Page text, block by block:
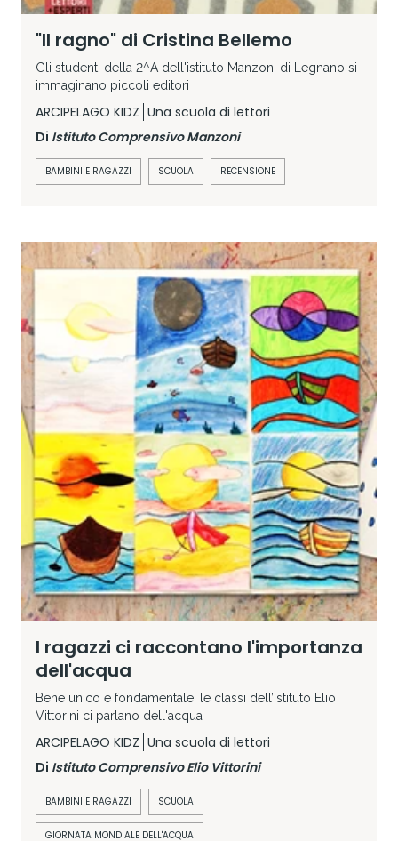
"Il ragno" di Cristina Bellemo
Gli studenti della 2^A dell'istituto Manzoni di Legnano si
immaginano piccoli editori
ARCIPELAGO KIDZ Una scuola di lettori
Di Istituto Comprensivo Manzoni
BAMBINI E RAGAZZI SCUOLA RECENSIONE
I ragazzi ci raccontano l'importanza
dell'acqua
Bene unico e fondamentale, le classi dell’Istituto Elio
Vittorini ci parlano dell'acqua
ARCIPELAGO KIDZ Una scuola di lettori
Di Istituto Comprensivo Elio Vittorini
BAMBINI E RAGAZZI SCUOLA
GIORNATA MONDIALE DELL'ACQUA